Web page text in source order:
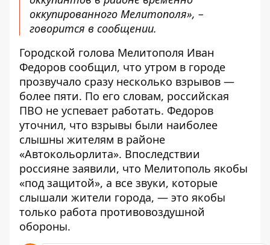
оккупированного Мелитополя», –
говорится в сообщении.
Городской голова Мелитополя Иван
Федоров сообщил, что утром в городе
прозвучало сразу несколько взрывов —
более пяти. По его словам, российская
ПВО не успевает работать. Федоров
уточнил, что взрывы были наиболее
слышны жителям в районе
«Автокольорлита». Впоследствии
россияне заявили, что Мелитополь якобы
«под защитой», а все звуки, которые
слышали жители города, — это якобы
только работа противовоздушной
обороны.